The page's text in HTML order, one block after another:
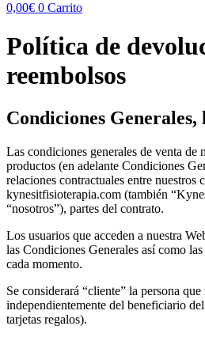
0,00€ 0 Carrito
Política de
reembolsos
Condiciones Generales,
Las condiciones generales de venta de
productos (en adelante Condiciones
relaciones contractuales entre nuestros
kynesitfisioterapia.com (también
“nosotros”), partes del contrato.
Los usuarios que acceden a nuestra
las Condiciones Generales así como
cada momento.
Se considerará “cliente” la persona
independientemente del beneficiario
tarjetas regalos).